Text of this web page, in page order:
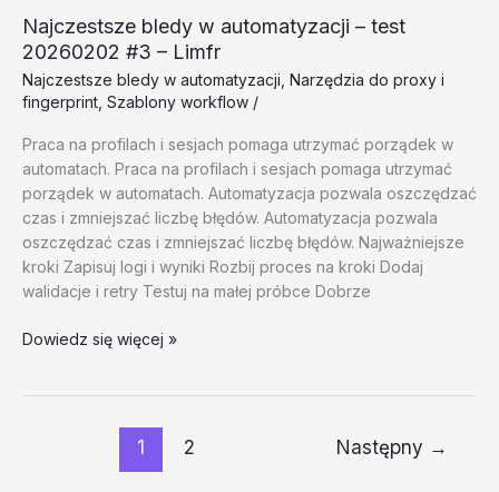
Najczestsze bledy w automatyzacji – test
20260202 #3 – Limfr
Najczestsze bledy w automatyzacji Narzędzia do proxy i
fingerprint Szablony workflow /
Praca na profilach i sesjach pomaga utrzymać porządek w
automatach. Praca na profilach i sesjach pomaga utrzymać
porządek w automatach. Automatyzacja pozwala oszczędzać
czas i zmniejszać liczbę błędów. Automatyzacja pozwala
oszczędzać czas i zmniejszać liczbę błędów. Najważniejsze
kroki Zapisuj logi i wyniki Rozbij proces na kroki Dodaj
walidacje i retry Testuj na małej próbce Dobrze
Najczestsze
Dowiedz się więcej »
1 2 Następny →